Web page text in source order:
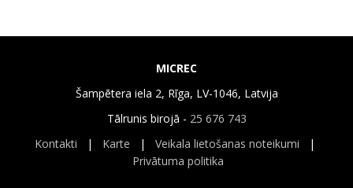
MICREC
Šampētera iela 2, Rīga, LV-1046, Latvija
Tālrunis birojā - 25 676 743
Kontakti | Karte | Veikala lietošanas noteikumi |
Privātuma politika